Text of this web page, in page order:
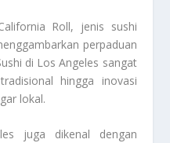
Roll, jenis sushi
perpaduan
di Los Angeles sangat
hingga inovasi
lokal.
juga dikenal dengan